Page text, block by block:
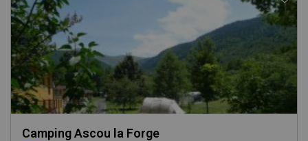
Camping Ascou la Forge